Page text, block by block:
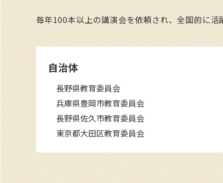
毎年100本以上の講演会を依頼され、全国的に活
自治体
長野県教育委員会
兵庫県豊岡市教育委員会
長野県佐久市教育委員会
東京都大田区教育委員会